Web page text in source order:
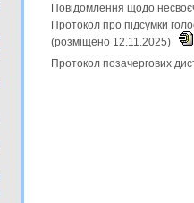
Повідомлення щодо
Протокол про підсумки
(розміщено 12.11.2025)
Протокол позачергових